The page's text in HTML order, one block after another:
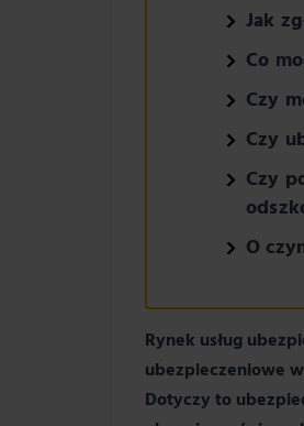
Jak
Co
Czy
Czy
Czy
O
Rynek usług
ubezpieczeniowe
Dotyczy to